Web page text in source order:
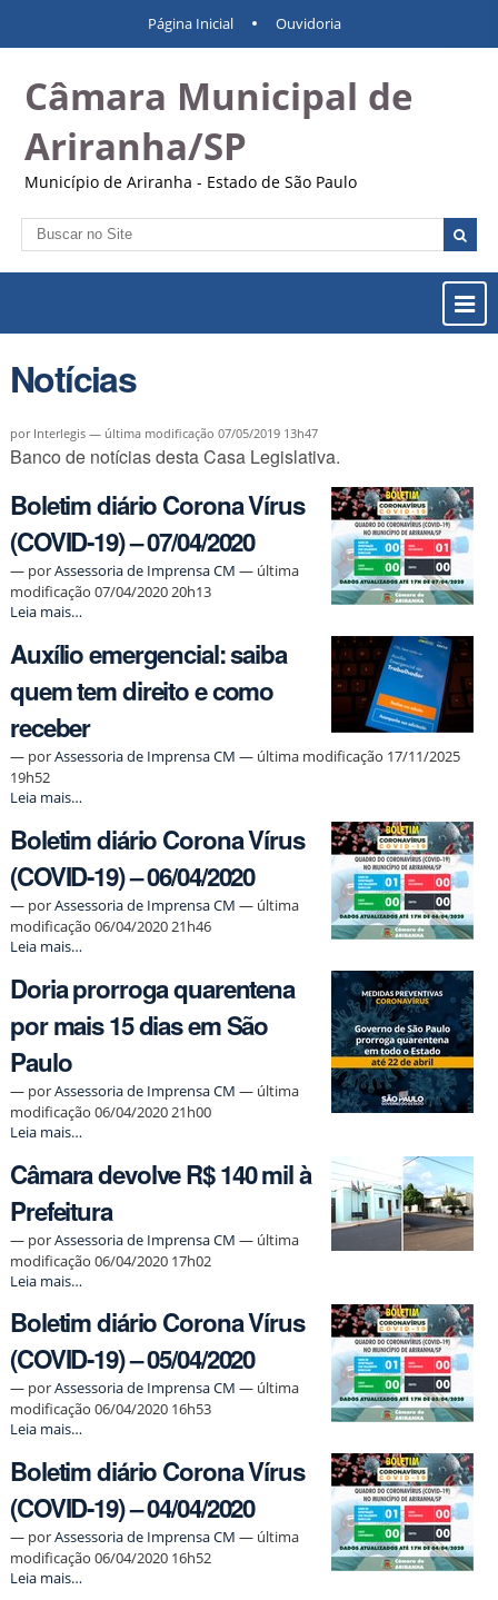
Página Inicial Ouvidoria
Câmara Municipal de
Ariranha/SP
Município de Ariranha - Estado de São Paulo
Busca
ou
Notícias
por Interlegis — última modificação 07/05/2019 13h47
Banco de notícias desta Casa Legislativa.
Boletim diário Corona Vírus
(COVID-19) – 07/04/2020
— porAssessoria de Imprensa CM — última
modificação 07/04/2020 20h13
Boletim
Corona
Vírus
(COVID-
19)
–
07/04/2020
-
Leia mais…
Auxílio emergencial: saiba
quem tem direito e como
receber
— porAssessoria de Imprensa CM — última modificação 17/11/2025
19h52
Auxílio
saiba
quem
tem
direito
e
como
receber
Leia mais…
Boletim diário Corona Vírus
(COVID-19) – 06/04/2020
— porAssessoria de Imprensa CM — última
modificação 06/04/2020 21h46
Boletim
Corona
Vírus
(COVID-
19)
–
06/04/2020
-
Leia mais…
Doria prorroga quarentena
por mais 15 dias em São
Paulo
— porAssessoria de Imprensa CM — última
modificação 06/04/2020 21h00
Doria
quarentena
por
mais
15
dias
em
São
-
Leia mais…
Câmara devolve R$ 140 mil à
Prefeitura
— porAssessoria de Imprensa CM — última
modificação 06/04/2020 17h02
Câmara
R$
140
mil
à
Prefeitura
-
Leia mais…
Boletim diário Corona Vírus
(COVID-19) – 05/04/2020
— porAssessoria de Imprensa CM — última
modificação 06/04/2020 16h53
Boletim
Corona
Vírus
(COVID-
19)
–
05/04/2020
-
Leia mais…
Boletim diário Corona Vírus
(COVID-19) – 04/04/2020
— porAssessoria de Imprensa CM — última
modificação 06/04/2020 16h52
Boletim
Leia mais…